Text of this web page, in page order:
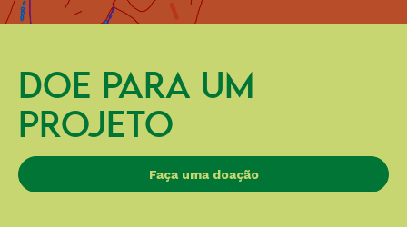
DOE PARA UM
PROJETO
Faça uma doação